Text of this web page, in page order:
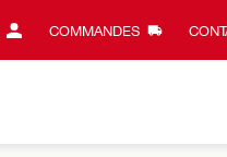
COMMANDES